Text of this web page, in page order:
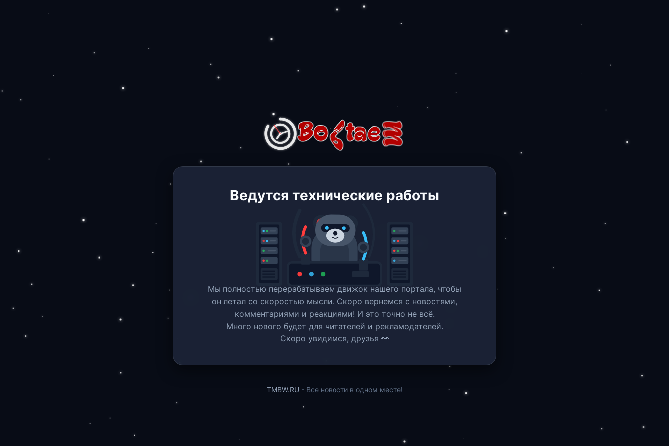
Ведутся технические работы
Мы полностью перерабатываем движок нашего портала, чтобы
он летал со скоростью мысли. Скоро вернемся c новостями,
комментариями и реакциями! И это точно не всё.
Много нового будет для читателей и рекламодателей.
Скоро увидимся, друзья 👀
TMBW.RU - Все новости в одном месте!